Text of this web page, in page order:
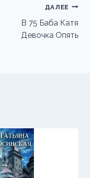
ДАЛЕЕ
В 75 Баба Катя
Девочка Опять